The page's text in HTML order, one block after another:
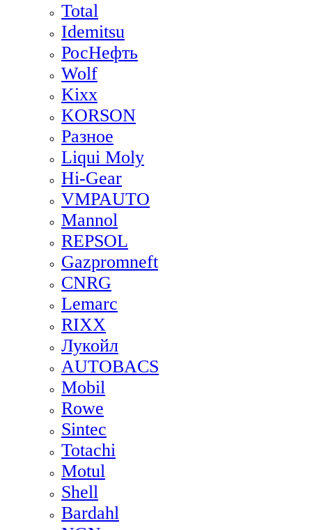
Total
Idemitsu
РосНефть
Wolf
Kixx
KORSON
Разное
Liqui Moly
Hi-Gear
VMPAUTO
Mannol
REPSOL
Gazpromneft
CNRG
Lemarc
RIXX
Лукойл
AUTOBACS
Mobil
Rowe
Sintec
Totachi
Motul
Shell
Bardahl